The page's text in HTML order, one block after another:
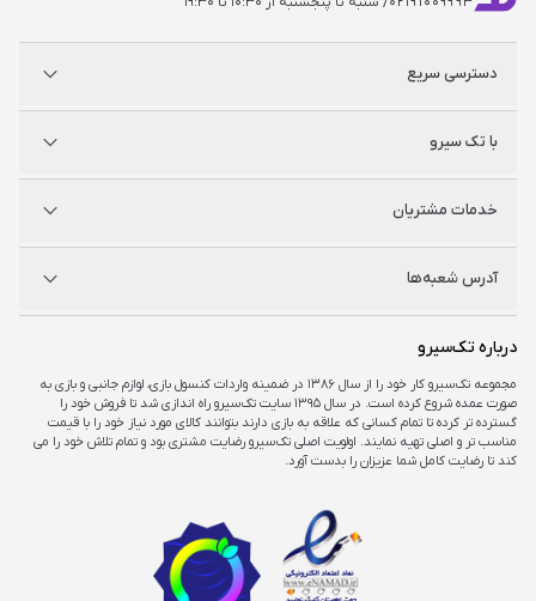
دسترسی سریع
ایکس‌باکس
شگفت سیرو
با تک سیرو
راه‌های ارتباطی
مجله خبری
خدمات مشتریان
راهنمای اکانت‌ها
شرایط و قوانین
آدرس شعبه‌ها
شعبه مرکزی
شعبه چارسو
تهران، خیابان جمهوری، تقاطع حافظ، پاساژ چارسو، طبقه منفی یک، پلاک A۴۸
شعبه اپال
درباره تک‌سیرو
مجموعه تک‌سیرو کار خود را از سال ۱۳۸۶ در ضمینه واردات کنسول بازی، لوازم جانبی و بازی به
صورت عمده شروع کرده است. در سال ۱۳۹۵ سایت تک‌سیرو راه اندازی شد تا فروش خود را
گسترده تر کرده تا تمام کسانی که علاقه به بازی دارند بتوانند کالای مورد نیاز خود را با قیمت
مناسب تر و اصلی تهیه نمایند. اولویت اصلی تک‌سیرو رضایت مشتری بود و تمام تلاش خود را می
کند تا رضایت کامل شما عزیزان را بدست آورد.